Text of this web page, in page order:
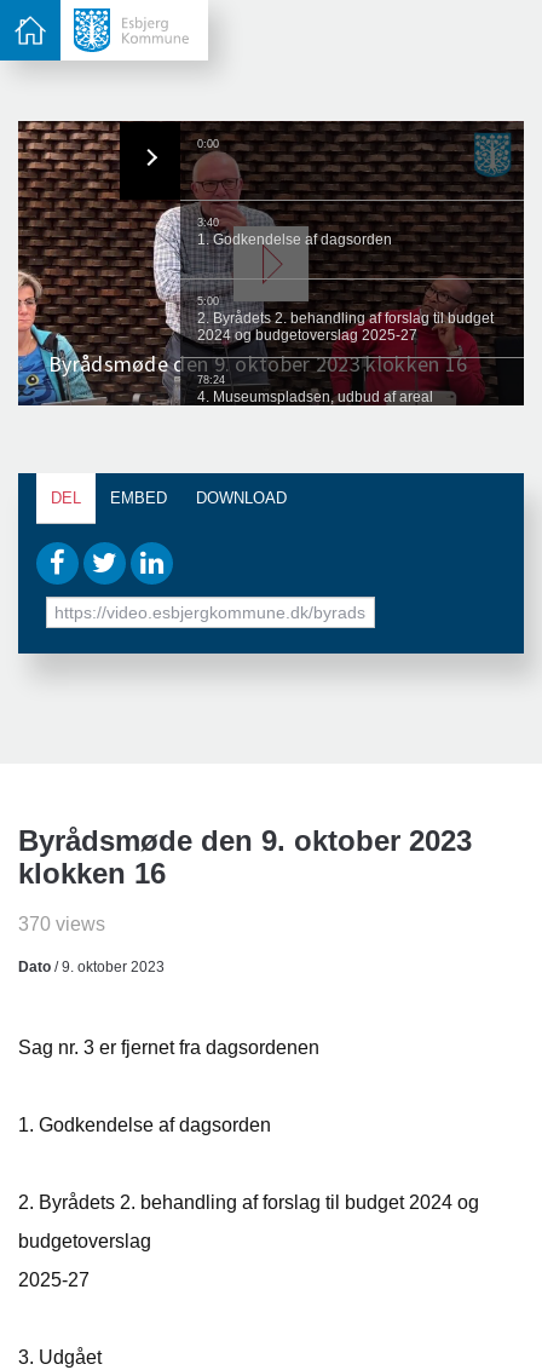
DEL EMBED DOWNLOAD
URL
to
Byrådsmøde den 9. oktober 2023
klokken 16
370 views
Dato / 9. oktober 2023
Sag nr. 3 er fjernet fra dagsordenen
1. Godkendelse af dagsorden
2. Byrådets 2. behandling af forslag til budget 2024 og
budgetoverslag
2025-27
3. Udgået